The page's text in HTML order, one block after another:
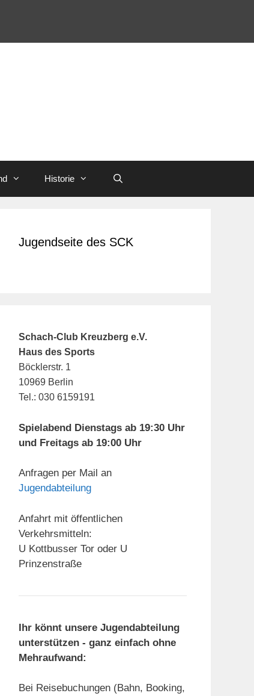
Historie
Jugendseite des SCK
Schach-Club Kreuzberg e.V.
Haus des Sports
Böcklerstr. 1
10969 Berlin
Tel.: 030 6159191
Spielabend Dienstags ab 19:30 Uhr
und Freitags ab 19:00 Uhr
Anfragen per Mail an
Jugendabteilung
Anfahrt mit öffentlichen
Verkehrsmitteln:
U Kottbusser Tor oder U
Prinzenstraße
Ihr könnt unsere Jugendabteilung
unterstützen - ganz einfach ohne
Mehraufwand:
Bei Reisebuchungen (Bahn, Booking,